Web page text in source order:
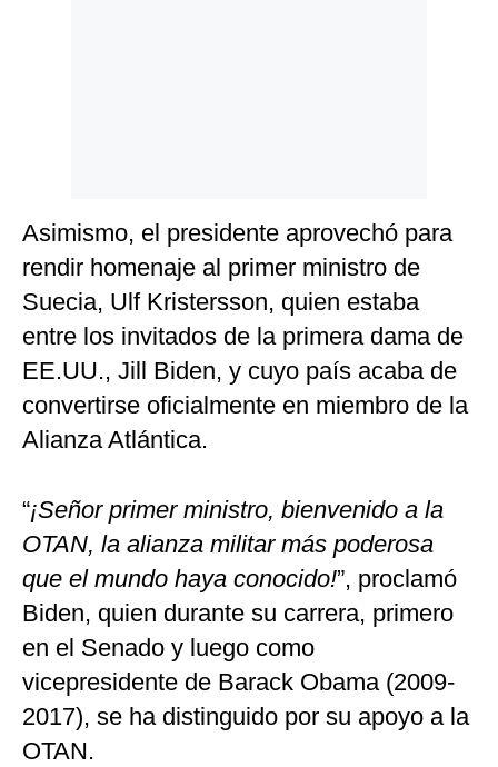
Asimismo, el presidente aprovechó para
rendir homenaje al primer ministro de
Suecia, Ulf Kristersson, quien estaba
entre los invitados de la primera dama de
EE.UU., Jill Biden, y cuyo país acaba de
convertirse oficialmente en miembro de la
Alianza Atlántica.
“¡Señor primer ministro, bienvenido a la
OTAN, la alianza militar más poderosa
que el mundo haya conocido!”, proclamó
Biden, quien durante su carrera, primero
en el Senado y luego como
vicepresidente de Barack Obama (2009-
2017), se ha distinguido por su apoyo a la
OTAN.